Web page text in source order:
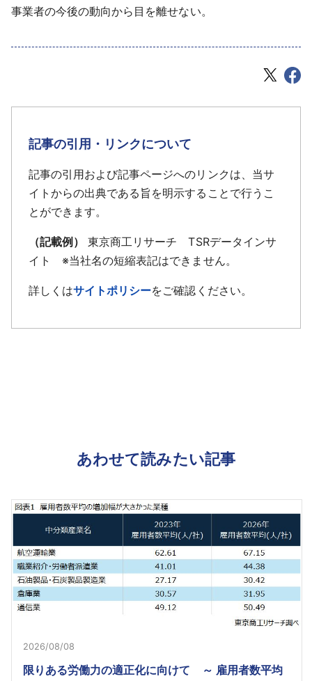
事業者の今後の動向から目を離せない。
記事の引用・リンクについて
記事の引用および記事ページへのリンクは、当サ
イトからの出典である旨を明示することで行うこ
とができます。
（記載例）
東京商工リサーチ TSRデータインサ
イト ※当社名の短縮表記はできません。
詳しくはサイトポリシーをご確認ください。
あわせて読みたい記事
2026/08/08
限りある労働力の適正化に向けて ～ 雇用者数平均